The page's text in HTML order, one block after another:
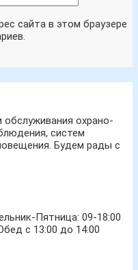
сайта в этом браузере
охрано-
систем
Будем рады с
Пятница: 09-18:00
с 13:00 до 14:00